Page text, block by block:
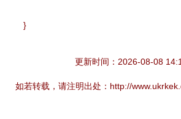
}
更新时间：2026-08-08
如若转载，请注明出处：http://